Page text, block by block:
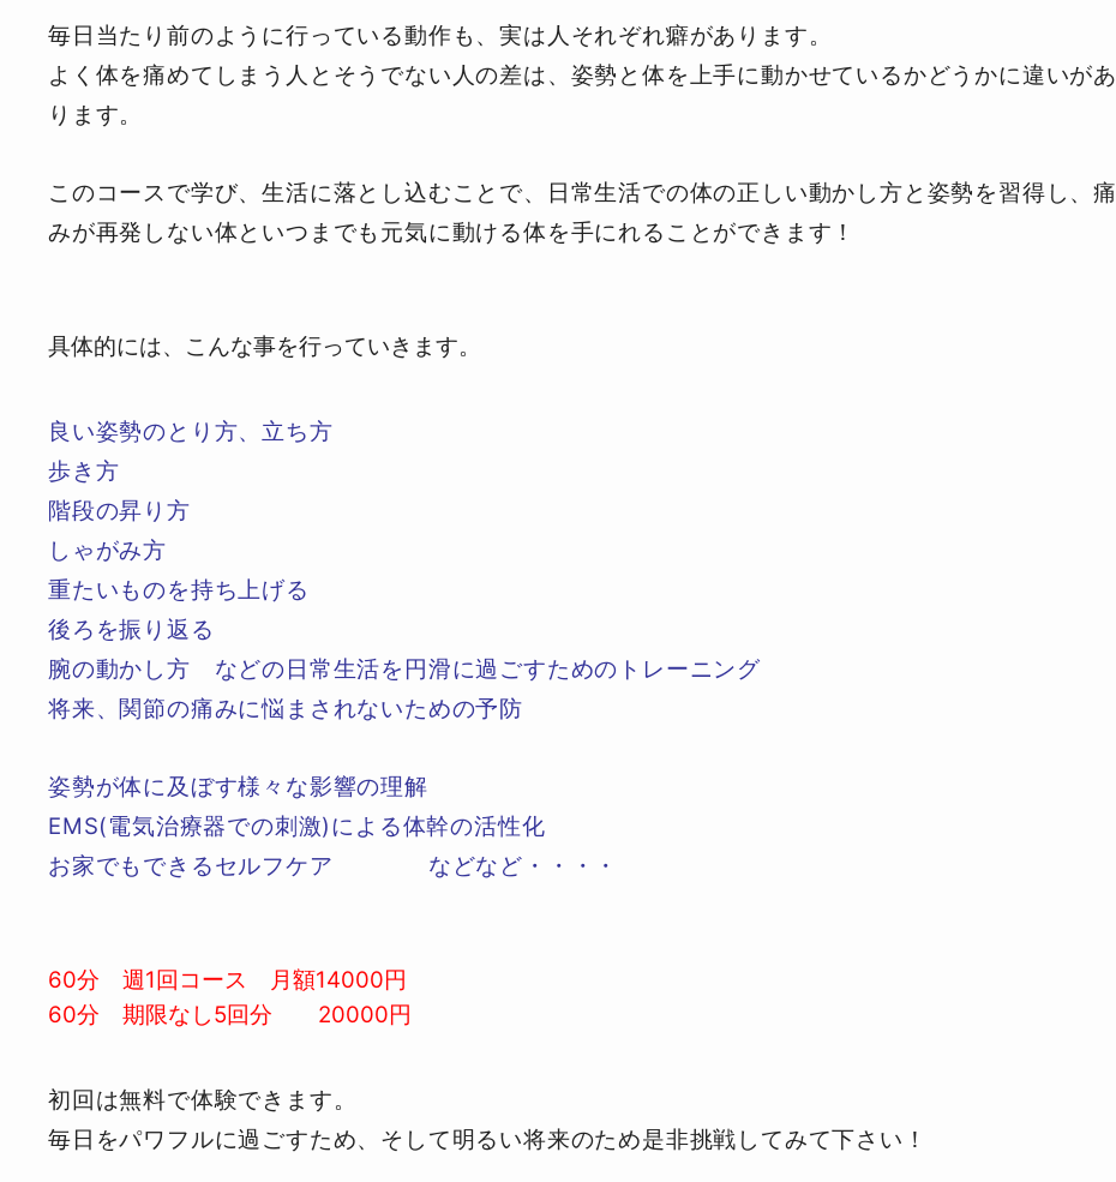
毎日当たり前のように行っている動作も、実は人それぞれ癖があります。
よく体を痛めてしまう人とそうでない人の差は、姿勢と体を上手に動かせているかどうかに違いがあ
ります。
このコースで学び、生活に落とし込むことで、日常生活での体の正しい動かし方と姿勢を習得し、痛
みが再発しない体といつまでも元気に動ける体を手にれることができます！
具体的には、こんな事を行っていきます。
良い姿勢のとり方、立ち方
歩き方
階段の昇り方
しゃがみ方
重たいものを持ち上げる
後ろを振り返る
腕の動かし方 などの日常生活を円滑に過ごすためのトレーニング
将来、関節の痛みに悩まされないための予防
姿勢が体に及ぼす様々な影響の理解
EMS(電気治療器での刺激)による体幹の活性化
お家でもできるセルフケア などなど・・・・
60分 週1回コース 月額14000円
60分 期限なし5回分 20000円
初回は無料で体験できます。
毎日をパワフルに過ごすため、そして明るい将来のため是非挑戦してみて下さい！